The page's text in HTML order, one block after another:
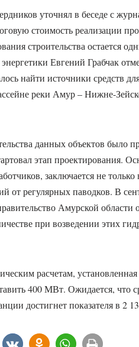
уточнял в беседе с
стоимость реализации
строительства остается
Евгений Грабчак
найти источники средств
реки Амур – Нижне-
данных объектов было
этап проектирования.
заключается не только
от регулярных паводков. В
Амурской области
при возведении этих
расчетам,
400 МВт. Ожидается, что
достигнет показателя в 2